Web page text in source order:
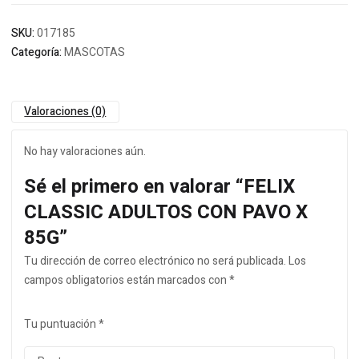
SKU:017185
Categoría:MASCOTAS
Valoraciones (0)
No hay valoraciones aún.
Sé el primero en valorar “FELIX
CLASSIC ADULTOS CON PAVO X
85G”
Tu dirección de correo electrónico no será publicada.Los
campos obligatorios están marcados con*
Tu puntuación*